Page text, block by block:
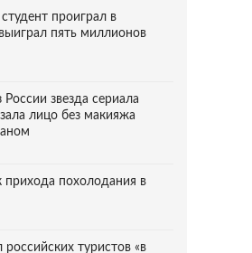
проиграл в
пять миллионов
России звезда сериала
лицо без макияжа
прихода похолодания в
российских туристов «в